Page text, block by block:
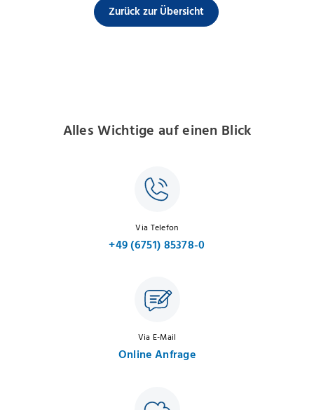
Zurück zur Übersicht
Alles Wichtige auf einen Blick
Via Telefon
+49 (6751) 85378-0
Via E-Mail
Online Anfrage